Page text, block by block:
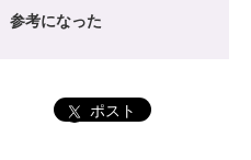
参考になった
ポスト